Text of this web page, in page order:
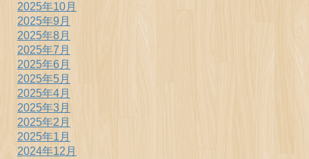
2025年10月
2025年9月
2025年8月
2025年7月
2025年6月
2025年5月
2025年4月
2025年3月
2025年2月
2025年1月
2024年12月